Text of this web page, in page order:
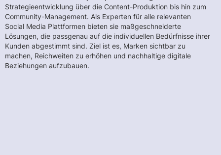
Strategieentwicklung über die Content-Produktion bis hin zum
Community-Management. Als Experten für alle relevanten
Social Media Plattformen bieten sie maßgeschneiderte
Lösungen, die passgenau auf die individuellen Bedürfnisse ihrer
Kunden abgestimmt sind. Ziel ist es, Marken sichtbar zu
machen, Reichweiten zu erhöhen und nachhaltige digitale
Beziehungen aufzubauen.